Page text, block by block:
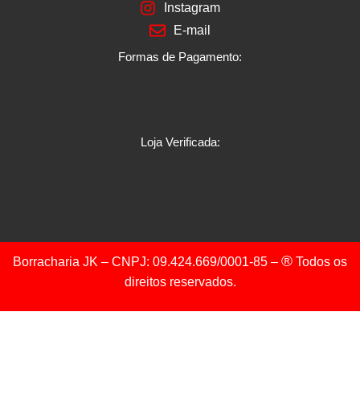
Instagram
E-mail
Formas de Pagamento:
Loja Verificada:
Borracharia JK – CNPJ: 09.424.669/0001-85 – ® Todos os
direitos reservados.